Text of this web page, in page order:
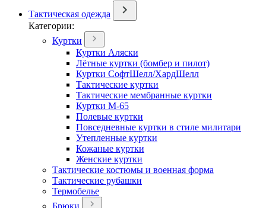
Тактическая одежда
Категории:
Куртки
Куртки Аляски
Лётные куртки (бомбер и пилот)
Куртки СофтШелл/ХардШелл
Тактические куртки
Тактические мембранные куртки
Куртки М-65
Полевые куртки
Повседневные куртки в стиле милитари
Утепленные куртки
Кожаные куртки
Женские куртки
Тактические костюмы и военная форма
Тактические рубашки
Термобелье
Брюки